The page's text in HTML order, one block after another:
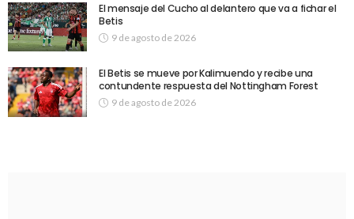
El mensaje del Cucho al delantero que va a fichar el
Betis
9 de agosto de 2026
El Betis se mueve por Kalimuendo y recibe una
contundente respuesta del Nottingham Forest
9 de agosto de 2026